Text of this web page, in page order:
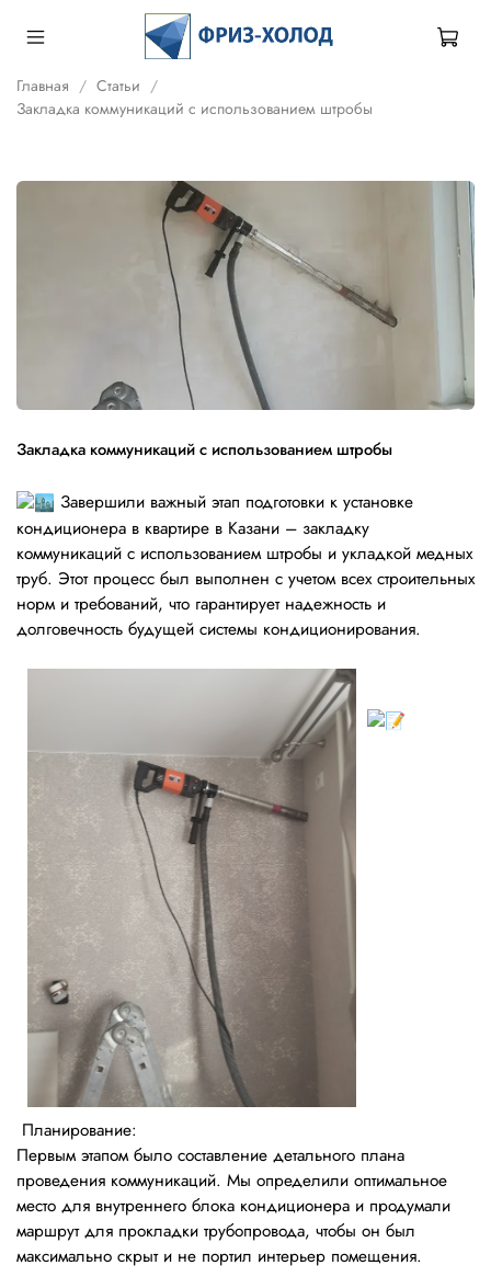
Главная
Статьи
Закладка коммуникаций с использованием штробы
Закладка коммуникаций с использованием штробы
Завершили важный этап подготовки к установке
кондиционера в квартире в Казани – закладку
коммуникаций с использованием штробы и укладкой медных
труб. Этот процесс был выполнен с учетом всех строительных
норм и требований, что гарантирует надежность и
долговечность будущей системы кондиционирования.
Планирование:
Первым этапом было составление детального плана
проведения коммуникаций. Мы определили оптимальное
место для внутреннего блока кондиционера и продумали
маршрут для прокладки трубопровода, чтобы он был
максимально скрыт и не портил интерьер помещения.